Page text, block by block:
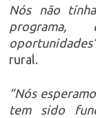
Nós não
programa,
rural.
“Nós
tem sido